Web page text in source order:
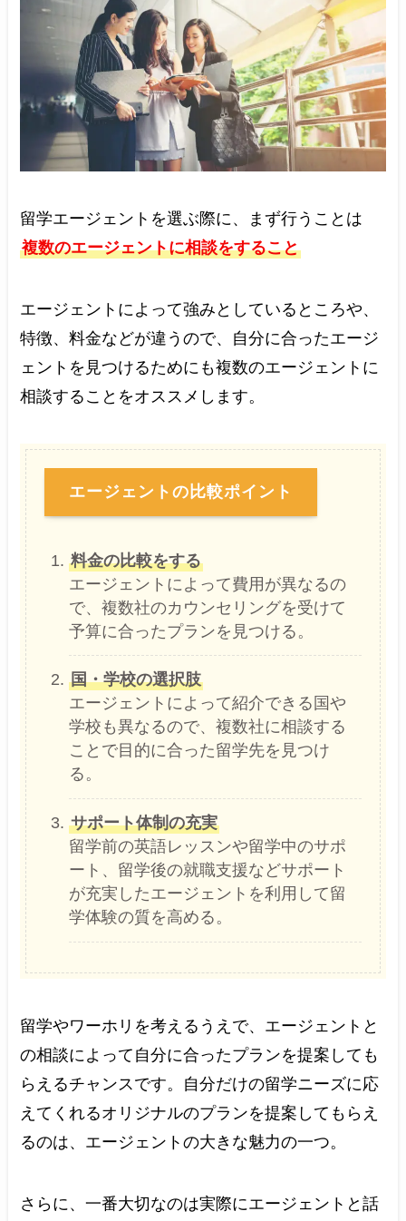
留学エージェントを選ぶ際に、まず行うことは
複数のエージェントに相談をすること
エージェントによって強みとしているところや、
特徴、料金などが違うので、自分に合ったエージ
ェントを見つけるためにも複数のエージェントに
相談することをオススメします。
エージェントの比較ポイント
料金の比較をする
エージェントによって費用が異なるの
で、複数社のカウンセリングを受けて
予算に合ったプランを見つける。
国・学校の選択肢
エージェントによって紹介できる国や
学校も異なるので、複数社に相談する
ことで目的に合った留学先を見つけ
る。
サポート体制の充実
留学前の英語レッスンや留学中のサポ
ート、留学後の就職支援などサポート
が充実したエージェントを利用して留
学体験の質を高める。
留学やワーホリを考えるうえで、エージェントと
の相談によって自分に合ったプランを提案しても
らえるチャンスです。自分だけの留学ニーズに応
えてくれるオリジナルのプランを提案してもらえ
るのは、エージェントの大きな魅力の一つ。
さらに、一番大切なのは実際にエージェントと話